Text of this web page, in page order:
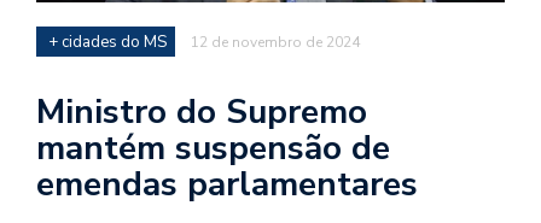
+ cidades do MS 12 de novembro de 2024
Ministro do Supremo
mantém suspensão de
emendas parlamentares